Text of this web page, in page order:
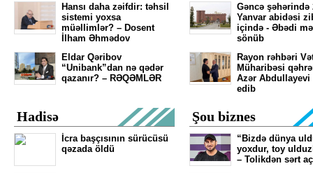
Hansı daha zəifdir: təhsil
sistemi yoxsa
müəllimlər? – Dosent
İlham Əhmədov
Eldar Qəribov
“Unibank”dan nə qədər
qazanır? – RƏQƏMLƏR
Gəncə şəhərində
Yanvar abidəsi
içində - Əbədi
sönüb
Rayon rəhbəri
Müharibəsi
Azər Abdullayevi
edib
Hadisə
İcra başçısının sürücüsü
qəzada öldü
Şou biznes
“Bizdə dünya
yoxdur, toy
– Tolikdən sərt